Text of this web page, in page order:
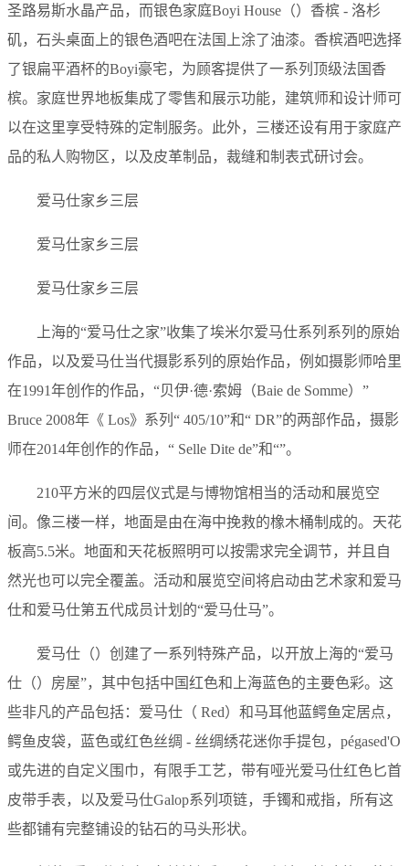
圣路易斯水晶产品，而银色家庭Boyi House（）香槟 - 洛杉
矶，石头桌面上的银色酒吧在法国上涂了油漆。香槟酒吧选择
了银扁平酒杯的Boyi豪宅，为顾客提供了一系列顶级法国香
槟。家庭世界地板集成了零售和展示功能，建筑师和设计师可
以在这里享受特殊的定制服务。此外，三楼还设有用于家庭产
品的私人购物区，以及皮革制品，裁缝和制表式研讨会。
爱马仕家乡三层
爱马仕家乡三层
爱马仕家乡三层
上海的“爱马仕之家”收集了埃米尔爱马仕系列系列的原始
作品，以及爱马仕当代摄影系列的原始作品，例如摄影师哈里
在1991年创作的作品，“贝伊·德·索姆（Baie de Somme）”
Bruce 2008年《 Los》系列“ 405/10”和“ DR”的两部作品，摄影
师在2014年创作的作品，“ Selle Dite de”和“”。
210平方米的四层仪式是与博物馆相当的活动和展览空
间。像三楼一样，地面是由在海中挽救的橡木桶制成的。天花
板高5.5米。地面和天花板照明可以按需求完全调节，并且自
然光也可以完全覆盖。活动和展览空间将启动由艺术家和爱马
仕和爱马仕第五代成员计划的“爱马仕马”。
爱马仕（）创建了一系列特殊产品，以开放上海的“爱马
仕（）房屋”，其中包括中国红色和上海蓝色的主要色彩。这
些非凡的产品包括：爱马仕（ Red）和马耳他蓝鳄鱼定居点，
鳄鱼皮袋，蓝色或红色丝绸 - 丝绸绣花迷你手提包，pégased'O
或先进的自定义围巾，有限手工艺，带有哑光爱马仕红色匕首
皮带手表，以及爱马仕Galop系列项链，手镯和戒指，所有这
些都铺有完整铺设的钻石的马头形状。